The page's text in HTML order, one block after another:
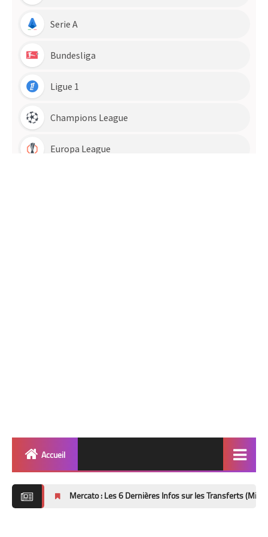
Accueil
Mercato : Les 6 Dernières Infos sur les Transferts (Mise à Jour 8 Août